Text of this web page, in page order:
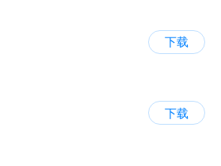
下载
下载